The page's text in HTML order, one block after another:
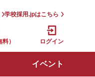
学校採用.jpはこちら
） ログイン
イベント